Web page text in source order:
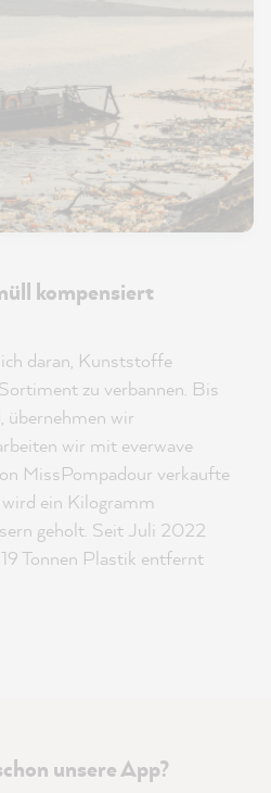
kompensiert
daran, Kunststoffe
zu verbannen. Bis
übernehmen wir
wir mit everwave
MissPompadour verkaufte
ein Kilogramm
geholt. Seit Juli 2022
Tonnen Plastik entfernt
unsere App?